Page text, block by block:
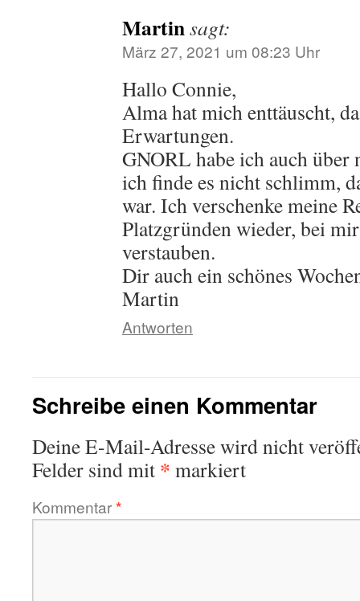
Martinsagt:
März 27, 2021 um 08:23 Uhr
Hallo Connie,
Alma hat mich enttäuscht,
Erwartungen.
GNORL habe ich auch über
ich finde es nicht schlimm,
war. Ich verschenke meine
Platzgründen wieder, bei
verstauben.
Dir auch ein schönes
Martin
Antworten
Schreibe einen Kommentar
Deine E-Mail-Adresse wird nicht
Felder sind mit * markiert
Kommentar*